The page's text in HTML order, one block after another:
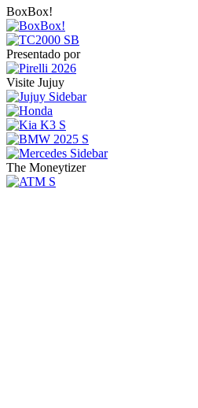
BoxBox!
Presentado por
Visite Jujuy
The Moneytizer